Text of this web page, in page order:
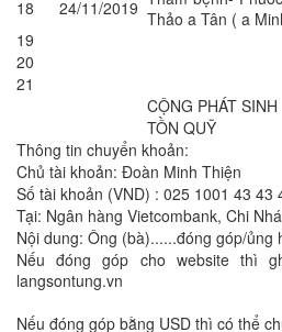
18
24/11/2019 Thảo a Tân ( a
19
20
21
CỘNG PHÁT SINH
TỒN QUỸ
Thông tin chuyển khoản:
Chủ tài khoản: Đoàn Minh Thiện
Số tài khoản (VND) : 025 1001 43 43
Tại: Ngân hàng Vietcombank, Chi
Nội dung: Ông (bà)......đóng góp/
Nếu đóng góp cho website thì
langsontung.vn
Nếu đóng góp bằng USD thì có thể